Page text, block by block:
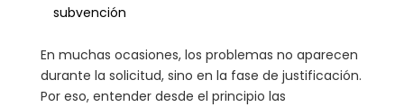
subvención
En muchas ocasiones, los problemas no aparecen
durante la solicitud, sino en la fase de justificación.
Por eso, entender desde el principio las